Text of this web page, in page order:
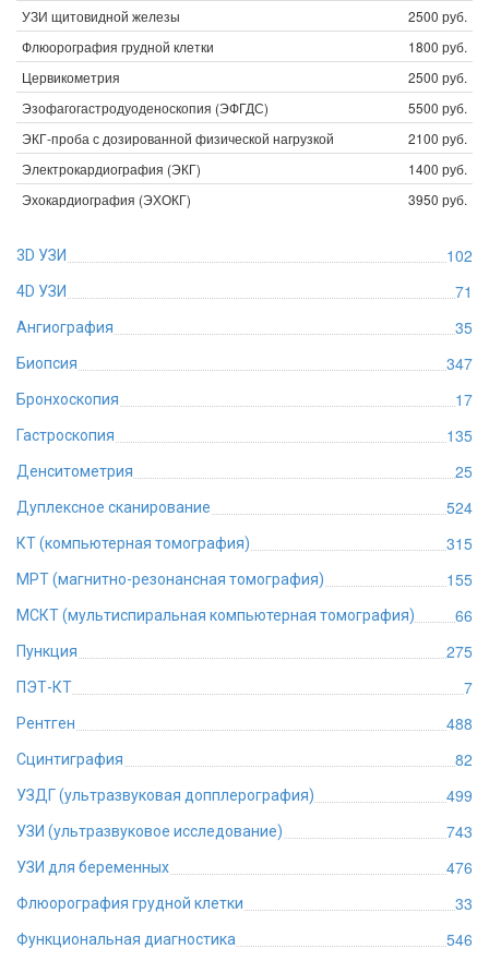
УЗИ щитовидной железы
2500 руб.
Флюорография грудной клетки
1800 руб.
Цервикометрия
2500 руб.
Эзофагогастродуоденоскопия (ЭФГДС)
5500 руб.
ЭКГ-проба с дозированной физической нагрузкой
2100 руб.
Электрокардиография (ЭКГ)
1400 руб.
Эхокардиография (ЭХОКГ)
3950 руб.
3D УЗИ 102
4D УЗИ 71
Ангиография 35
Биопсия 347
Бронхоскопия 17
Гастроскопия 135
Денситометрия 25
Дуплексное сканирование 524
КТ (компьютерная томография) 315
МРТ (магнитно-резонансная томография) 155
МСКТ (мультиспиральная компьютерная томография) 66
Пункция 275
ПЭТ-КТ 7
Рентген 488
Сцинтиграфия 82
УЗДГ (ультразвуковая допплерография) 499
УЗИ (ультразвуковое исследование) 743
УЗИ для беременных 476
Флюорография грудной клетки 33
Функциональная диагностика 546